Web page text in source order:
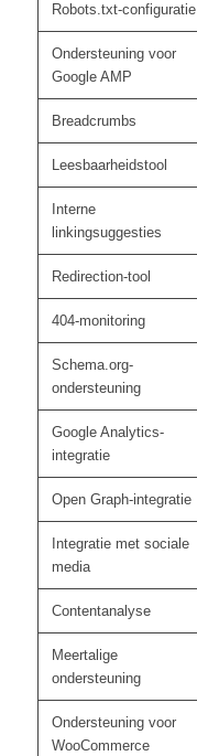
Robots.txt-configuratie
Ondersteuning voor
Google AMP
Breadcrumbs
Leesbaarheidstool
Interne
linkingsuggesties
Redirection-tool
404-monitoring
Schema.org-
ondersteuning
Google Analytics-
integratie
Open Graph-integratie
Integratie met sociale
media
Contentanalyse
Meertalige
ondersteuning
Ondersteuning voor
WooCommerce